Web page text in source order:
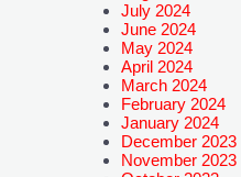
July 2024
June 2024
May 2024
April 2024
March 2024
February 2024
January 2024
December 2023
November 2023